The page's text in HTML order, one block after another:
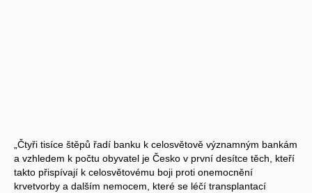
„Čtyři tisíce štěpů řadí banku k celosvětově významným bankám
a vzhledem k počtu obyvatel je Česko v první desítce těch, kteří
takto přispívají k celosvětovému boji proti onemocnění
krvetvorby a dalším nemocem, které se léčí transplantací